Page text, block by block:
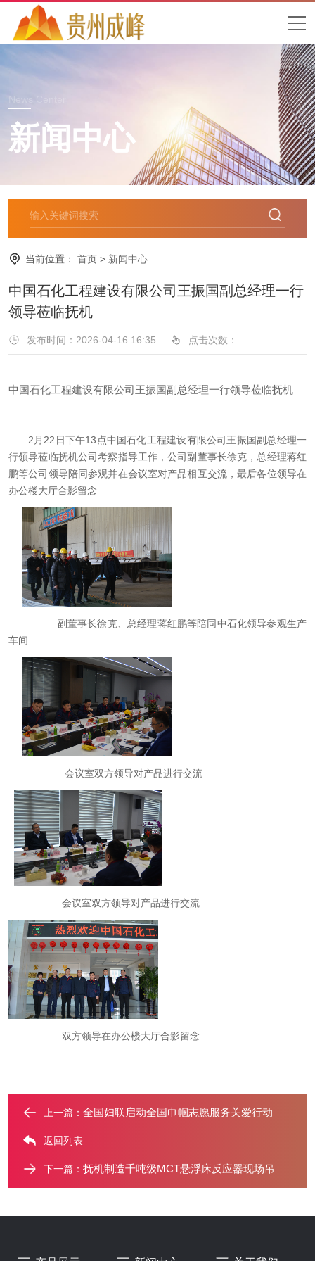
News Center
新闻中心
当前位置： 首页 > 新闻中心
中国石化工程建设有限公司王振国副总经理一行
领导莅临抚机
发布时间：2026-04-16 16:35 点击次数：
中国石化工程建设有限公司王振国副总经理一行领导莅临抚机
2 月 22 日下午13 点中国石化工程建设有限公司王振国副总经理一
行领导莅临抚机公司考察指导工作，公司副董事长徐克，总经理蒋红
鹏等公司领导陪同参观并在会议室对产品相互交流，最后各位领导在
办公楼大厅合影留念
副董事长徐克、总经理蒋红鹏等陪同中石化领导参观生产
车间
会议室双方领导对产品进行交流
会议室双方领导对产品进行交流
双方领导在办公楼大厅合影留念
上一篇： 全国妇联启动全国巾帼志愿服务关爱行动
返回列表
下一篇： 抚机制造千吨级MCT悬浮床反应器现场吊装成功 入选工信部《首